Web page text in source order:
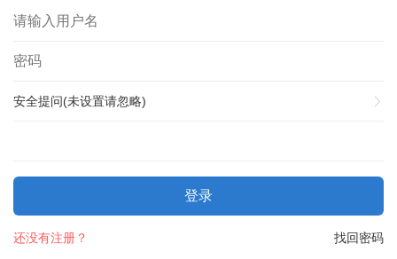
安全提问(未设置请忽略)
登录
找回密码
还没有注册？